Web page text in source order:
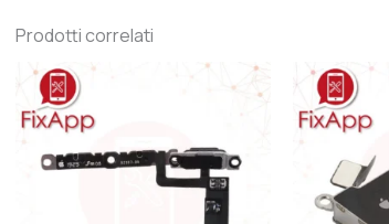
Prodotti correlati